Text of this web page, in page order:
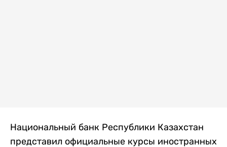
Национальный банк Республики Казахстан
представил официальные курсы иностранных